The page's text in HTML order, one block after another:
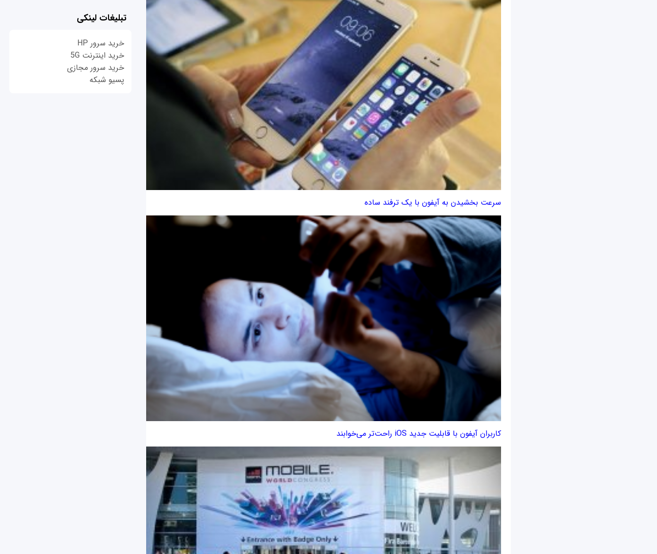
سرعت بخشیدن به آیفون با یک ترفند ساده
کاربران آیفون با قابلیت جدید iOS راحت‌تر می‌خوابند
تبلیغات لینکی
خرید سرور HP
خرید اینترنت 5G
خرید سرور مجازی
پسیو شبکه